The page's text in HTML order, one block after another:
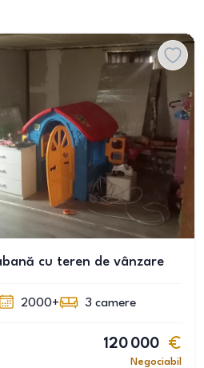
cu teren de vânzare
2000+ 3 camere
120 000
Negociabil